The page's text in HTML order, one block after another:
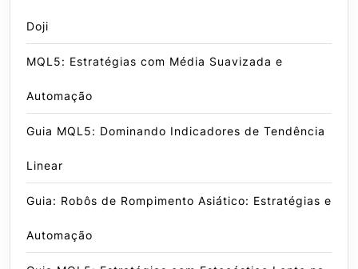
Doji
MQL5: Estratégias com Média Suavizada e
Automação
Guia MQL5: Dominando Indicadores de Tendência
Linear
Guia: Robôs de Rompimento Asiático: Estratégias e
Automação